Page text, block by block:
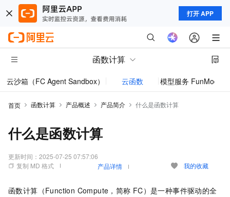
打开 APP
函数计算
云沙箱（FC Agent Sandbox） 云函数 模型服务 FunModel
首页 函数计算 产品概述 产品简介 什么是函数计算
什么是函数计算
更新时间： 2025-07-25 07:57:06
复制 MD 格式
产品详情 我的收藏
函数计算 （Function Compute，简称 FC）是一种事件驱动的全